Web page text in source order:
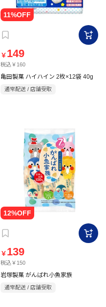
￥ 149
税込￥160
亀田製菓 ハイハイン 2枚×12袋 40g
通常配送 / 店舗受取
￥ 139
税込￥150
岩塚製菓 がんばれ小魚家族
通常配送 / 店舗受取